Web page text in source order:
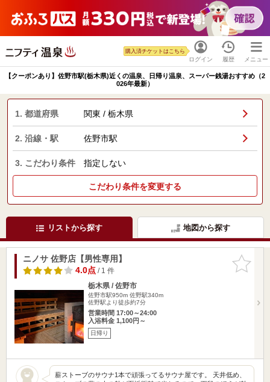
ログイン
購入済チケットはこちら
履歴 メニュー
【クーポンあり】佐野市駅(栃木県)近くの温泉、日帰り温泉、スーパー銭湯おすすめ（2
026年最新）
1. 都道府県 関東 / 栃木県
2. 沿線・駅 佐野市駅
3. こだわり条件 指定しない
こだわり条件を変更する
リストから探す 地図から探す
お気に入
りに追加
ニノサ 佐野店【男性専用】
4.0点/ 1 件
栃木県 / 佐野市
佐野市駅950m 佐野駅340m
佐野駅より徒歩約7分
営業時間 17:00～24:00
入浴料金 1,100円～
日帰り
薪ストーブのサウナ1本で頑張ってるサウナ屋です。 天井低め、